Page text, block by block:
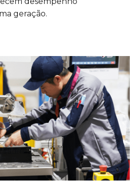
geração.